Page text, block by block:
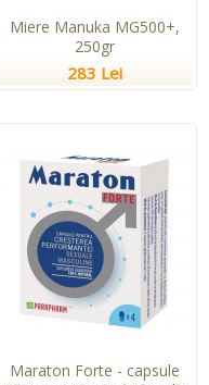
Miere Manuka MG500+,
250gr
283 Lei
Maraton Forte - capsule